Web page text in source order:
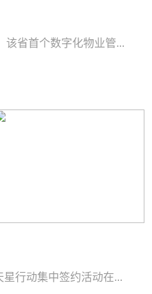
该省首个数字化物业管...
行动集中签约活动在...